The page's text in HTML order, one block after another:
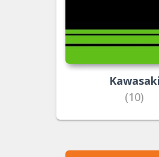
Kawasaki
(10)